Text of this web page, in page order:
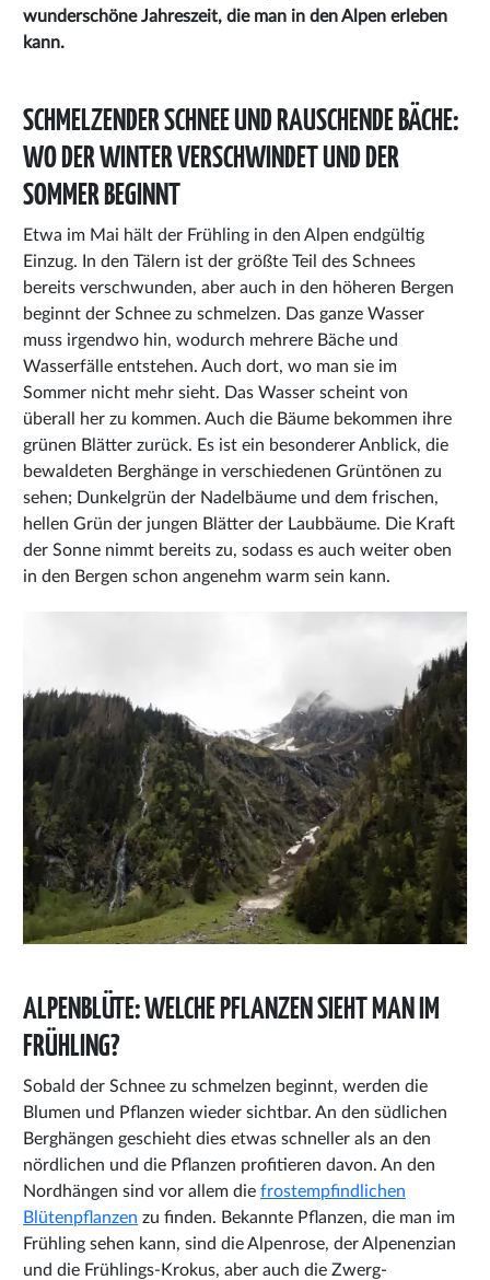
wunderschöne Jahreszeit, die man in den Alpen erleben
kann.
SCHMELZENDER SCHNEE UND RAUSCHENDE BÄCHE:
WO DER WINTER VERSCHWINDET UND DER
SOMMER BEGINNT
Etwa im Mai hält der Frühling in den Alpen endgültig
Einzug. In den Tälern ist der größte Teil des Schnees
bereits verschwunden, aber auch in den höheren Bergen
beginnt der Schnee zu schmelzen. Das ganze Wasser
muss irgendwo hin, wodurch mehrere Bäche und
Wasserfälle entstehen. Auch dort, wo man sie im
Sommer nicht mehr sieht. Das Wasser scheint von
überall her zu kommen. Auch die Bäume bekommen ihre
grünen Blätter zurück. Es ist ein besonderer Anblick, die
bewaldeten Berghänge in verschiedenen Grüntönen zu
sehen; Dunkelgrün der Nadelbäume und dem frischen,
hellen Grün der jungen Blätter der Laubbäume. Die Kraft
der Sonne nimmt bereits zu, sodass es auch weiter oben
in den Bergen schon angenehm warm sein kann.
ALPENBLÜTE: WELCHE PFLANZEN SIEHT MAN IM
FRÜHLING?
Sobald der Schnee zu schmelzen beginnt, werden die
Blumen und Pflanzen wieder sichtbar. An den südlichen
Berghängen geschieht dies etwas schneller als an den
nördlichen und die Pflanzen profitieren davon. An den
Nordhängen sind vor allem die frostempfindlichen
Blütenpflanzen zu finden. Bekannte Pflanzen, die man im
Frühling sehen kann, sind die Alpenrose, der Alpenenzian
und die Frühlings-Krokus, aber auch die Zwerg-